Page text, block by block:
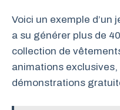
Voici un exemple d’un
a su générer plus de
collection de
animations
démonstrations